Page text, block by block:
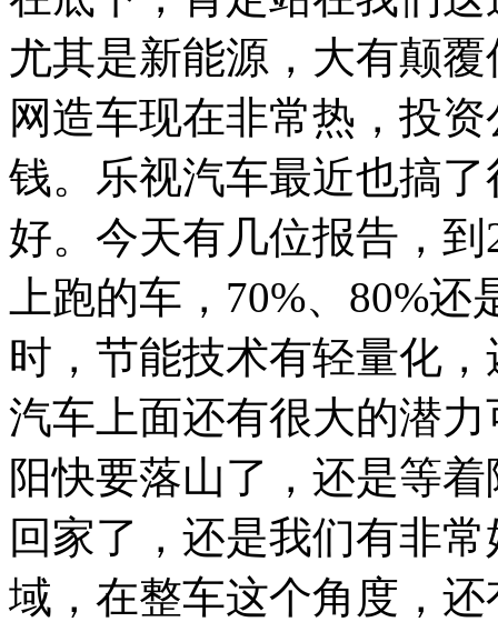
尤其是新能源，大有颠
网造车现在非常热，投
钱。乐视汽车最近也搞
好。今天有几位报告，
上跑的车，70%、80%
时，节能技术有轻量化
汽车上面还有很大的潜
阳快要落山了，还是等
回家了，还是我们有非
域，在整车这个角度，